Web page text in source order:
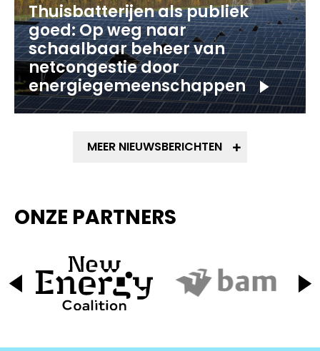
Thuisbatterijen als publiek
goed: Op weg naar
schaalbaar beheer van
netcongestie door
energiegemeenschappen
MEER NIEUWSBERICHTEN
ONZE PARTNERS